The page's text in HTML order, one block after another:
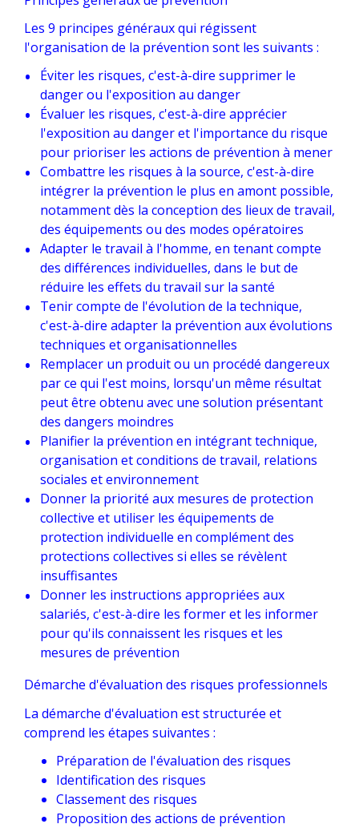
Les 9 principes généraux qui régissent
l'organisation de la prévention sont les suivants :
Éviter les risques, c'est-à-dire supprimer le
danger ou l'exposition au danger
Évaluer les risques, c'est-à-dire apprécier
l'exposition au danger et l'importance du risque
pour prioriser les actions de prévention à mener
Combattre les risques à la source, c'est-à-dire
intégrer la prévention le plus en amont possible,
notamment dès la conception des lieux de travail,
des équipements ou des modes opératoires
Adapter le travail à l'homme, en tenant compte
des différences individuelles, dans le but de
réduire les effets du travail sur la santé
Tenir compte de l'évolution de la technique,
c'est-à-dire adapter la prévention aux évolutions
techniques et organisationnelles
Remplacer un produit ou un procédé dangereux
par ce qui l'est moins, lorsqu'un même résultat
peut être obtenu avec une solution présentant
des dangers moindres
Planifier la prévention en intégrant technique,
organisation et conditions de travail, relations
sociales et environnement
Donner la priorité aux mesures de protection
collective et utiliser les équipements de
protection individuelle en complément des
protections collectives si elles se révèlent
insuffisantes
Donner les instructions appropriées aux
salariés, c'est-à-dire les former et les informer
pour qu'ils connaissent les risques et les
mesures de prévention
Démarche d'évaluation des risques professionnels
La démarche d'évaluation est structurée et
comprend les étapes suivantes :
Préparation de l'évaluation des risques
Identification des risques
Classement des risques
Proposition des actions de prévention